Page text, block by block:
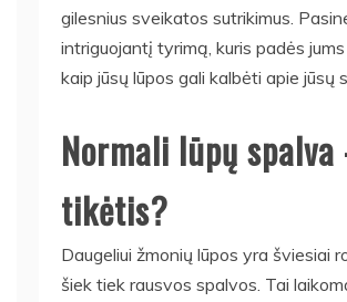
gilesnius sveikatos sutrikimus.
intriguojantį tyrimą, kuris padės
kaip jūsų lūpos gali kalbėti apie jūsų
Normali lūpų
tikėtis?
Daugeliui žmonių lūpos yra šviesiai
šiek tiek rausvos spalvos. Tai